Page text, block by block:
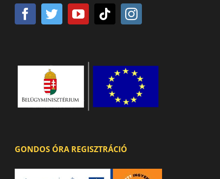
GONDOS ÓRA REGISZTRÁCIÓ